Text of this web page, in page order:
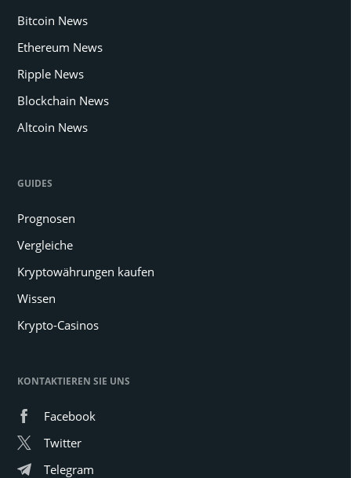
Bitcoin News
Ethereum News
Ripple News
Blockchain News
Altcoin News
GUIDES
Prognosen
Vergleiche
Kryptowährungen kaufen
Wissen
Krypto-Casinos
KONTAKTIEREN SIE UNS
Facebook
Twitter
Telegram